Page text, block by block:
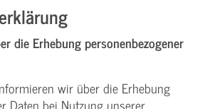
die Erhebung personenbezogener
wir über die Erhebung